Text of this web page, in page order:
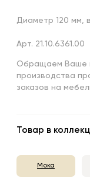
Диаметр 120 мм,
Арт. 21.10.6361.00
Обращаем Ваше
производства
заказов на
Товар в
Мока